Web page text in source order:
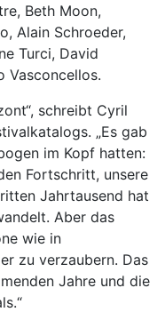
Beth Moon,
Alain Schroeder,
Turci, David
Vasconcellos.
schreibt Cyril
„Es gab
im Kopf hatten:
Fortschritt, unsere
Jahrtausend hat
Aber das
wie in
zu verzaubern. Das
Jahre und die